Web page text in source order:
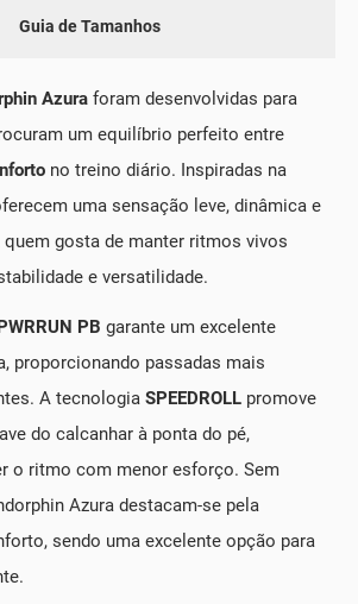
Guia de Tamanhos
Azura foram desenvolvidas para
um equilíbrio perfeito entre
no treino diário. Inspiradas na
uma sensação leve, dinâmica e
quem gosta de manter ritmos vivos
e versatilidade.
PB garante um excelente
proporcionando passadas mais
A tecnologia SPEEDROLL promove
do calcanhar à ponta do pé,
o ritmo com menor esforço. Sem
Azura destacam-se pela
sendo uma excelente opção para